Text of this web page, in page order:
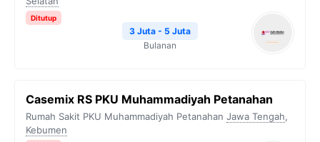
Ditutup
3 Juta - 5 Juta
Bulanan
Casemix RS PKU Muhammadiyah Petanahan
Rumah Sakit PKU Muhammadiyah Petanahan Jawa Tengah,
Kebumen